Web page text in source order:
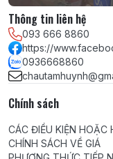
Thông tin liên hệ
093 666 8860
https://
0936668860
Chính sách
CÁC ĐIỀU KIỆN HOẶC
HÓA, DỊCH VỤ
CHÍNH SÁCH VỀ GIÁ